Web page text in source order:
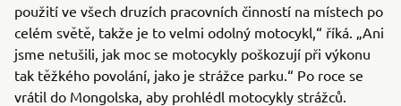
použití ve všech druzích pracovních činností na místech po
celém světě, takže je to velmi odolný motocykl,“ říká. „Ani
jsme netušili, jak moc se motocykly poškozují při výkonu
tak těžkého povolání, jako je strážce parku.“ Po roce se
vrátil do Mongolska, aby prohlédl motocykly strážců.